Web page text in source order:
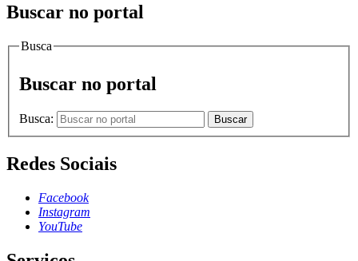
Buscar no portal
Busca
Buscar no portal
Busca: Buscar
Redes Sociais
Facebook
Instagram
YouTube